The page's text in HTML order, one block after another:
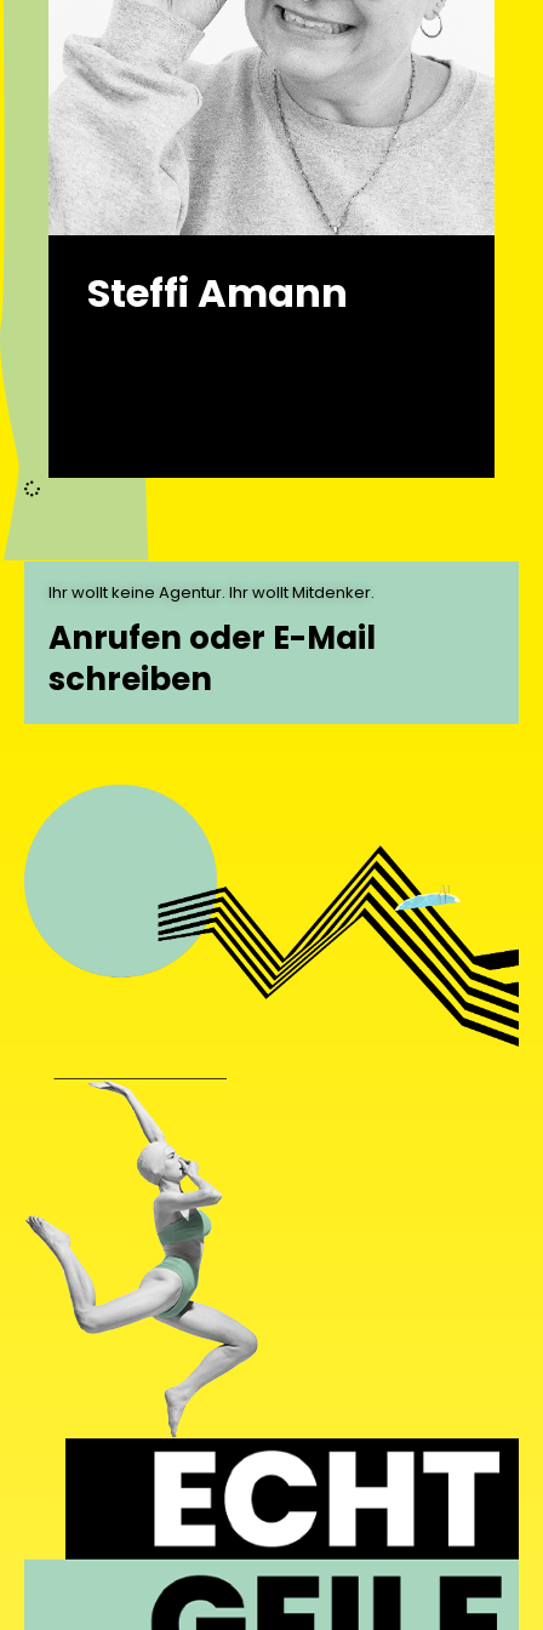
Steffi Amann
Ihr wollt keine Agentur. Ihr wollt Mitdenker.
Anrufen oder E-Mail
schreiben